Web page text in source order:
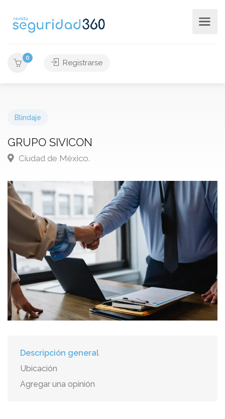
0
Registrarse
Blindaje
GRUPO SIVICON
Ciudad de México.
Descripción general
Ubicación
Agregar una opinión